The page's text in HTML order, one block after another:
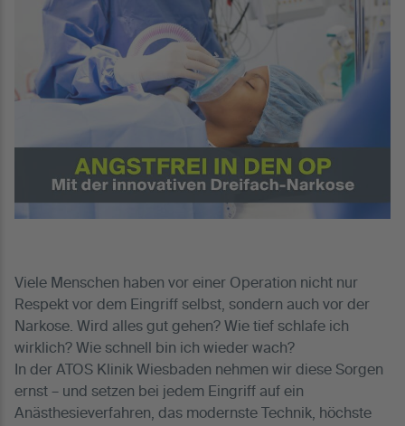
Viele Menschen haben vor einer Operation nicht nur
Respekt vor dem Eingriff selbst, sondern auch vor der
Narkose. Wird alles gut gehen? Wie tief schlafe ich
wirklich? Wie schnell bin ich wieder wach?
In der ATOS Klinik Wiesbaden nehmen wir diese Sorgen
ernst – und setzen bei jedem Eingriff auf ein
Anästhesieverfahren, das modernste Technik, höchste